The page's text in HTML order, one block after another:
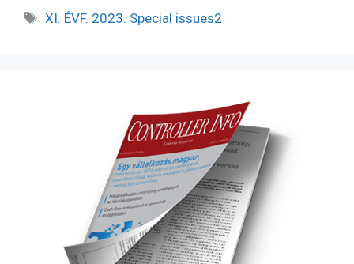
XI. ÉVF. 2023. Special issues2